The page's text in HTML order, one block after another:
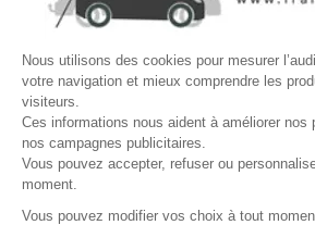
Nous utilisons des cookies pour mesurer
votre navigation et mieux comprendre les
visiteurs.
Ces informations nous aident à améliorer
nos campagnes publicitaires.
Vous pouvez accepter, refuser ou
moment.
Vous pouvez modifier vos choix à tout
Site protégé par reCAPTCHA.
LETTRE